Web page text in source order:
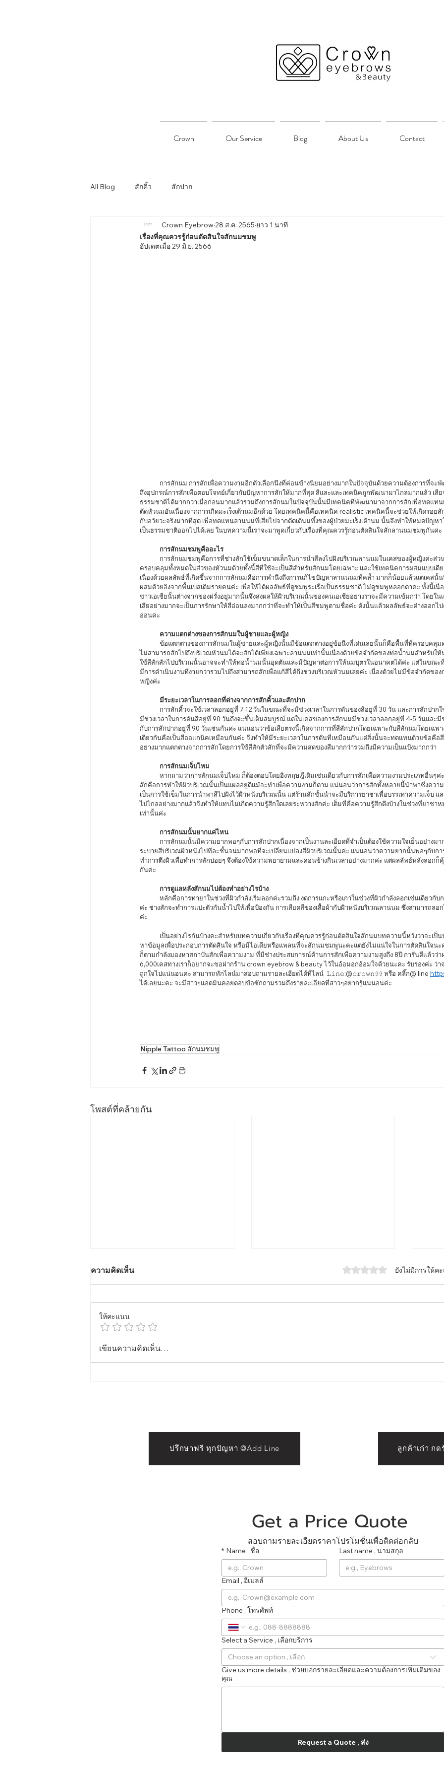
Crown Our Service Blog About Us Contact
All Blog สักคิ้ว สักปาก
เรื่องที่คุณควรรู้ก่อนตัดสินใจสักนมชมพู
Crown Eyebrow 28 ส.ค. 2565 ยาว 1 นาที
อัปเดตเมื่อ29 มิ.ย. 2566
ถึงอุปกรณ์การสักเพื่อตอบโจทย์เกี่ยวกับปัญหาการสักให้มากที่สุด สีและและเทคนิคถูกพัฒนามาไกลมากแล้ว เสี
ธรรมชาติได้มากกว่าเมื่อก่อนมากแล้วรวมถึงการสักนมในปัจจุบันนั้นมีเทคนิคที่พัฒนามาจากการสักเพื่อทดแท
ตัดหัวนมอันเนื่องจากการเกิดมะเร็งเต้านมอีกด้วย โดยเทคนิคนี้คือเทคนิค realistic เทคนิคนี้จะช่วยให้เกิดรอย
กับอวัยวะจริงมากที่สุด เพื่อทดแทนลานนมที่เสียไปจากตัดเต้นมทึ้งของผู้ป่วยมะเร็งเต้านม นั้นจึงทำให้หมดปัญหา
เป็นธรรมชาติออกไปได้เลย ในบทความนี้เราจะมาพูดเกี่ยวกับเรื่องที่คุณควรรู้ก่อนตัดสินใจสักลานนมชมพูกันค่ะ
การสักนมชมพูคืออะไร
ครอบคลุมทั้งหมดในส่วของหัวนมด้วยทั้งนี้สีที่ใช้จะเป็นสีสำหรับสักนมโดยเฉพาะ และใช้เทคนิคการผสมแบบเดี
เนื่องด้วยผลลัพธ์ที่เกิดขึ้นจากการสักนมคือการคำนึงถึงการแก้ไขปัญหาลานนนมที่คล้ำ มากก็น้อยแล้วแต่เคสนั้น
ผสมด้วยอิงจากพื้นเบสเดิมรายคนค่ะ เพื่อให้ได้ผลลัพธ์ที่ดูชมพูระเรื่อเป็นธรรมชาติ ไม่ดูชมพูหลอกตาค่ะ ทั้งนี้เนื่
ชาวเอเชียนั้นต่างจากของฝรั่งอยู่มากนั้นจึงส่งผลให้ผิวบริเวณนั้นของคนเอเชียอย่างราจะมีความเข้มกว่า โดยใ
เสียอย่างมากจะเป็นการรักษาให้สีอ่อนลงมากกว่าที่จะทำให้เป็นสีชมพูตามชื่อค่ะ ดังนั้นแล้วผลลัพธ์จะต่างออกไ
อ่อนค่ะ
ความแตกต่างของการสักนมในผู้ชายและผู้หญิง
ไม่สามารถสักไปถึงบริเวณหัวนมได้จะสักได้เพียงเฉพาะลานนมเท่านั้นเนื่องด้วยข้อจำกัดของท่อน้ำนมสำหรับให้
ใช้สีสักสักไปบริเวณนั้นอาจจะทำให้ท่อน้ำนมนั้นอุดตันและมีปัญหาต่อการให้นมบุตรในอนาคตได้ค่ะ แต่ในขณะ
มีการดำเนินงานที่ง่ายกว่ารวมไปถึงสามารถสักเพื่อแก้สีได้ถึงช่วงบริเวณหัวนมเลยค่ะ เนื่องด้วยไม่มีข้อจำกัดขอ
หญิงค่ะ
มีระยะเวลาในการลอกที่ต่างจากการสักคิ้วและสักปาก
มีช่วงเวลาในการดันสีอยู่ที่ 90 วันถึงจะขึ้นเต็มสมบูรณ์ แต่ในเคสของการสักนมมีช่วงเวลาลอกอยู่ที่ 4-5 วันและมี
กับการสักปากอยู่ที่ 90 วันเช่นกันค่ะ แน่นอนว่าข้อเสียตรงนี้เกิดจากการที่สีสักปากโดยเฉพาะกับสีสักนมโดยเฉพ
เดียวกันคือเป็นสีออแกนิคเหมือนกันค่ะ จึงทำให้มีระยะเวลาในการดันที่เหมือนกันแต่สิ่งนั้นจะทดแทนด้วยข้อคือ
อย่างมากแตกต่างจากการสักโดยการใช้สีสักตัวสักที่จะมีความสดของสีมากกว่ารวมถึงมีความเป็นแป้งมากกว่า
การสักนมเจ็บไหม
สักคือการทำให้ผิวบริเวณนั้นเป็นแผลอยู่ดีแม้จะทำเพื่อความงามก็ตาม แน่นอนว่าการสักทั้งหลายนี้นำพาซึ่งควา
เป็นการใช้เข็มในการนำพาสีไปฝังไว้ผิวหนังบริเวณนั้น แต่ร้านสักชั้นนำจะมีบริการยาชาเพื่อบรรเทาความเจ็บ
ไปไกลอย่างมากแล้วจึงทำให้แทบไม่เกิดความรู้สึกใดเลยระหว่างสักค่ะ เต็มที่คือความรู้สึกตึงบ้างในช่วงที่ยาชา
เท่านั้นค่ะ
การสักนมนั้นยากแค่ไหน
ระบายสีบริเวณผิวหนังไปทีละชั้นจนมากพอที่จะเปลี่ยนแปลงสีผิวบริเวณนั้นค่ะ แน่นอนว่าความยากนั้นพอๆกับกา
ทำการตึงผิวเพื่อทำการสักบ่อยๆ จึงต้องใช้ความพยายามและค่อนข้างกินเวลาอย่างมากค่ะ แต่ผลลัพธ์หลังลอก
กันค่ะ
การดูแลหลังสักนมไปต้องทำอย่างไรบ้าง
ค่ะ ช่างสักจะทำการแปะตัวกันน้ำไปให้เพื่อป้องกัน การเสียดสีของเสื้อผ้ากับผิวหนังบริเวณลานนม ซึ่งสามารถลอก
ค่ะ
หาข้อมูลเพื่อประกอบการตัดสินใจ หรือมีไอเดียหรือแพลนที่จะสักนมชมพูนะคะแต่ยังไม่แน่ใจในการตัดสินใจนะค
ก็ตามกำลังมองหาสถาบันสักเพื่อความงาม ที่มีช่างประสบการณ์ด้านการสักเพื่อความงามสูงถึง 8ปี การันตีแล้วว่า
6,000เคสทางเราก็อยากจะขอฝากร้าน crown eyebrow & beauty ไว้ในอ้อมอกอ้อมใจด้วยนะคะ รับรองค่ะ ว่
ถูกใจไปแน่นอนค่ะ สามารถทักไลน์มาสอบถามรายละเอียดได้ที่ไลน์  𝙻𝚒𝚗𝚎:@𝚌𝚛𝚘𝚠𝚗𝟿𝟿 หรือ คลิ๊ก@ line
ได้เลยนะคะ จะมีสาวๆแอดมินคอยตอบข้อซักถามรวมถึงรายละเอียดที่สาวๆอยากรู้แน่นอนค่ะ
Nipple Tattoo สักนมชมพู
โพสต์ที่คล้ายกัน
สักคิ้วที่ไหนดี ปี 2569 – แนะนำ
ร้าน Crown Eyebrows &
ความงามให้คิ้ว แก้ไขคิ้ว ลบคิ้ว
ความคิดเห็น ได้รับ 0 เต็ม 5 ดาว ยังไม่มีการให้ค
ให้คะแนน
เขียนความคิดเห็น…
ปรึกษาฟรี ทุกปัญหา @Add Line ลูกค้าเก่า ก
สอบถามรายละเอียดราคาโปรโมชั่นเพื่อติดต่อกลับ
* Name , ชื่อ Last name , นามสกุล
Email , อีเมลล์
Phone , โทรศัพท์
Select a Service , เลือกบริการ
Choose an option , เลือก
Give us more details , ช่วยบอกรายละเอียดและความต้องการเพิ่มเติมของ
คุณ
Request a Quote , ส่ง